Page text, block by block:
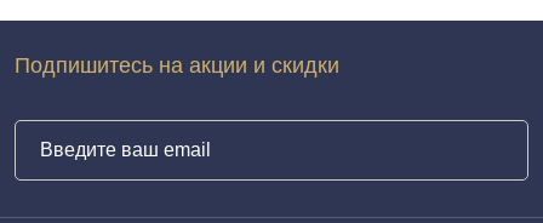
Подпишитесь на акции и скидки